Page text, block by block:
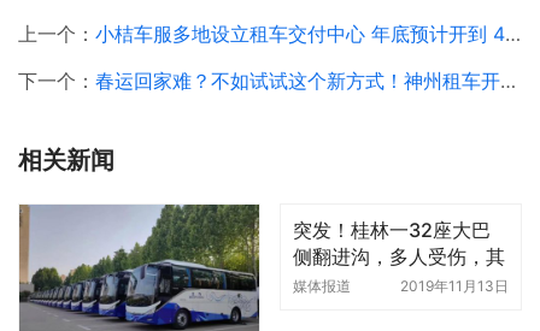
上一个： 小桔车服多地设立租车交付中心 年底预计开到 40 个城市
下一个： 春运回家难？不如试试这个新方式！神州租车开启春节预订啦
相关新闻
突发！桂林一32座大巴
侧翻进沟，多人受伤，其
中3人重伤
媒体报道 2019年11月13日